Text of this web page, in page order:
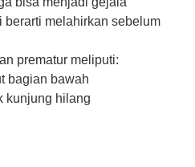
berarti melahirkan sebelum
prematur meliputi:
bagian bawah
kunjung hilang